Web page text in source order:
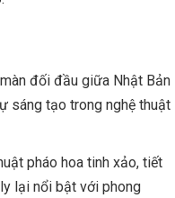
đối đầu giữa Nhật Bản
sáng tạo trong nghệ thuật
pháo hoa tinh xảo, tiết
lại nổi bật với phong